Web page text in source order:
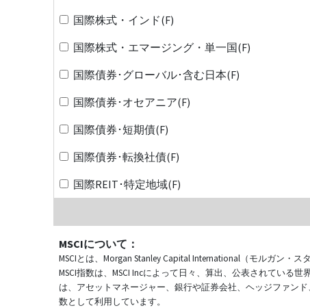
国際株式・インド(F)
国際株式・エマージング・単一国(F)
国際債券･グローバル･含む日本(F)
国際債券･オセアニア(F)
国際債券･短期債(F)
国際債券･転換社債(F)
国際REIT･特定地域(F)
MSCIについて：
MSCIとは、Morgan Stanley Capital International（モルガン・
MSCI指数は、MSCI Incによって日々、算出、公表されている
は、アセットマネージャー、銀行や証券会社、ヘッジファン
数として利用しています。